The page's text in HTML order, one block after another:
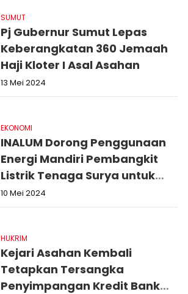
SUMUT
Pj Gubernur Sumut Lepas
Keberangkatan 360 Jemaah
Haji Kloter I Asal Asahan
13 Mei 2024
EKONOMI
INALUM Dorong Penggunaan
Energi Mandiri Pembangkit
Listrik Tenaga Surya untuk
Perikanan Darat
10 Mei 2024
HUKRIM
Kejari Asahan Kembali
Tetapkan Tersangka
Penyimpangan Kredit Bank